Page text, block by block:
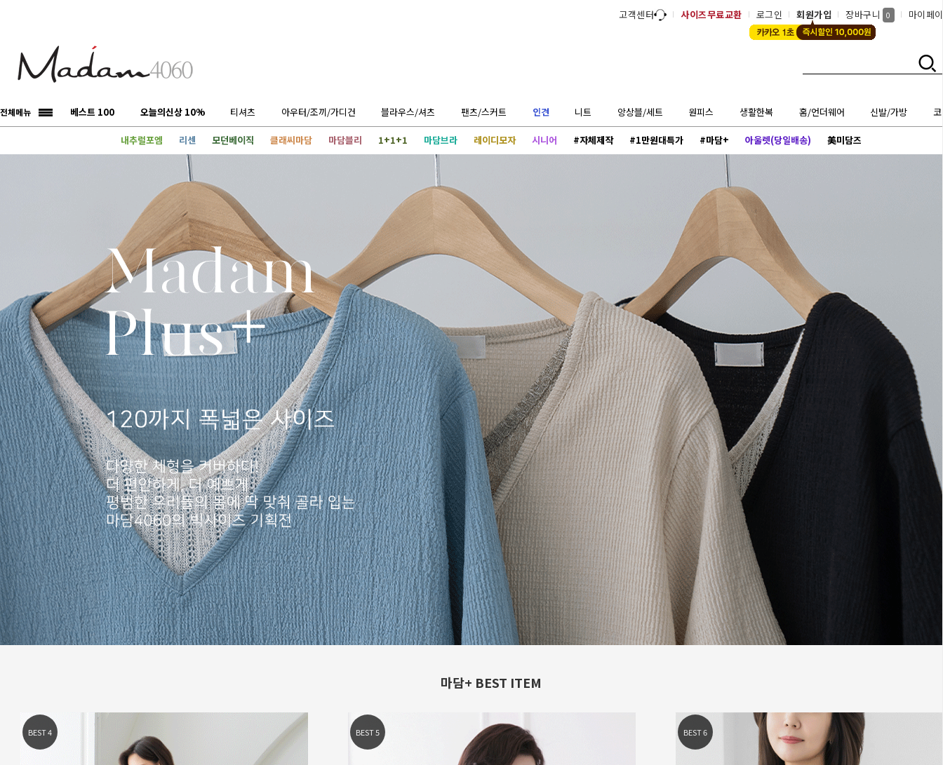
고객센터 사이즈무료교환 로그인 회원가입 장바구니 0 마이페
전체메뉴 베스트 100 오늘의신상 10% 티셔츠 아우터/조끼/가디건 블라우스/셔츠 팬츠/스커트 인견 니트 앙상블/세트 원피스 생활한복 홈/언더웨어 신발/가방
내추럴포엠 리센 모던베이직 클래씨마담 마담블리 1+1+1 마담브라 레이디모자 시니어 #자체제작 #1만원대특가 #마담+ 아울렛(당일배송) 美미담즈
마담+ BEST ITEM
BEST 1 BEST 2 BEST 3